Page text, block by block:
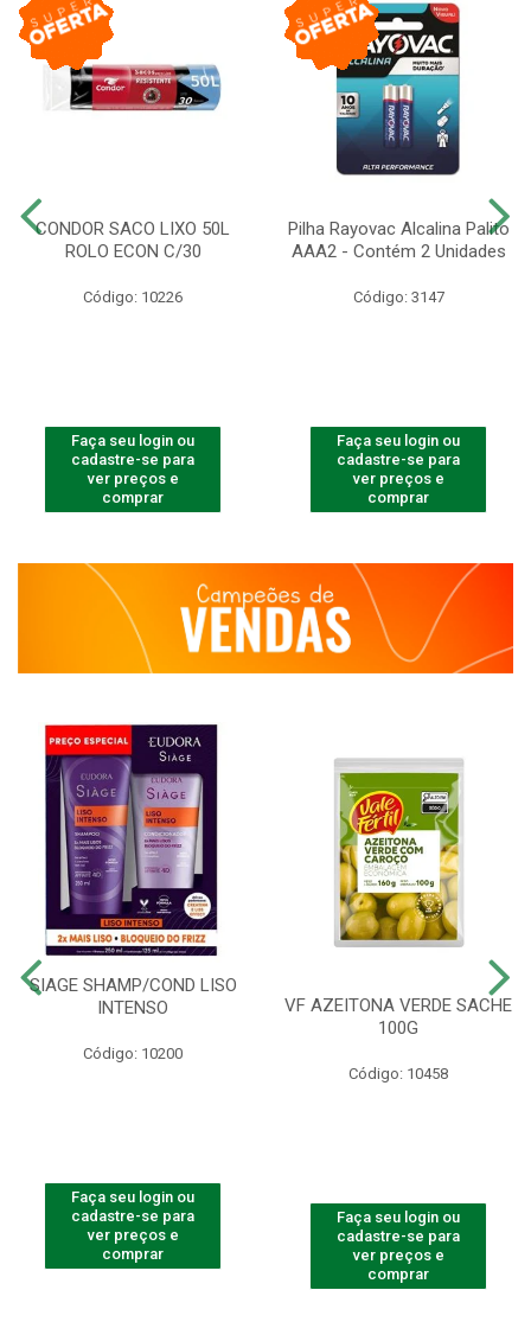
CONDOR SACO LIXO 50L
ROLO ECON C/30
Código: 10226
Faça seu login ou
cadastre-se para
ver preços e
comprar
Pilha Rayovac Alcalina Palito
AAA2 - Contém 2 Unidades
Código: 3147
Faça seu login ou
cadastre-se para
ver preços e
comprar
SIAGE SHAMP/COND LISO
INTENSO
Código: 10200
Faça seu login ou
cadastre-se para
ver preços e
comprar
VF AZEITONA VERDE SACHE
100G
Código: 10458
Faça seu login ou
cadastre-se para
ver preços e
comprar